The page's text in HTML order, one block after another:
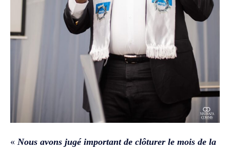
« Nous avons jugé important de clôturer le mois de la